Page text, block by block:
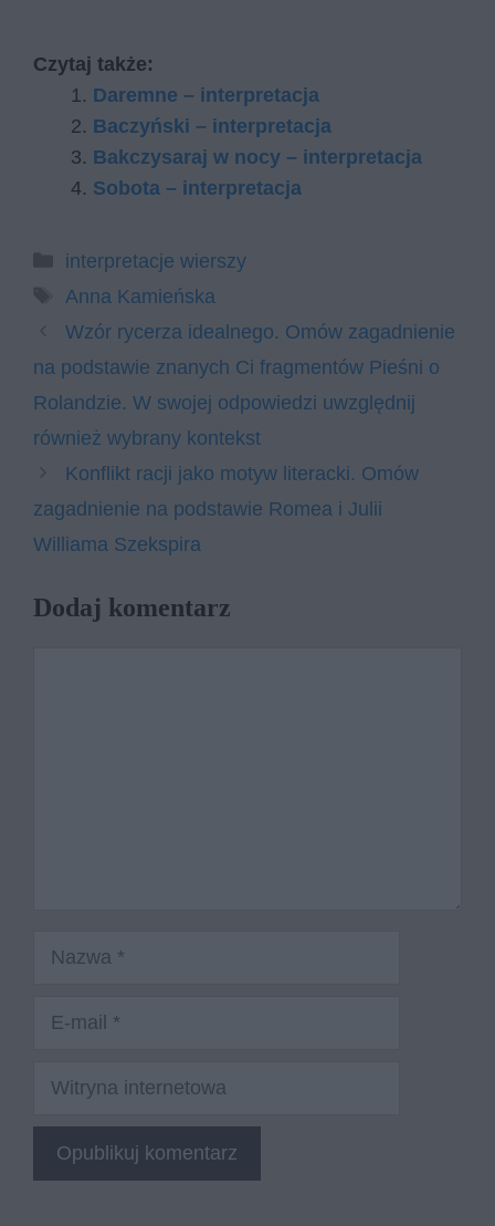
Czytaj także:
Daremne – interpretacja
Baczyński – interpretacja
Bakczysaraj w nocy – interpretacja
Sobota – interpretacja
Kategorie
interpretacje wierszy
Tagi
Anna Kamieńska
Wzór rycerza idealnego. Omów zagadnienie
na podstawie znanych Ci fragmentów Pieśni o
Rolandzie. W swojej odpowiedzi uwzględnij
również wybrany kontekst
Konflikt racji jako motyw literacki. Omów
zagadnienie na podstawie Romea i Julii
Williama Szekspira
Dodaj komentarz
Witryna
internetowa